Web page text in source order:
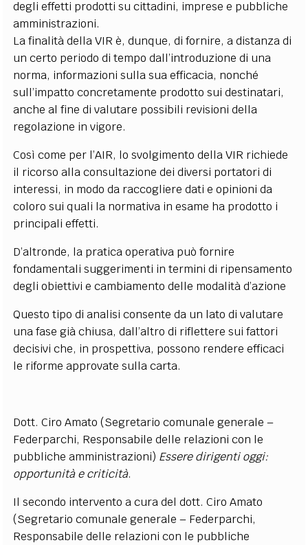
degli effetti prodotti su cittadini, imprese e pubbliche
amministrazioni.
La finalità della VIR è, dunque, di fornire, a distanza di
un certo periodo di tempo dall’introduzione di una
norma, informazioni sulla sua efficacia, nonché
sull’impatto concretamente prodotto sui destinatari,
anche al fine di valutare possibili revisioni della
regolazione in vigore.
Così come per l’AIR, lo svolgimento della VIR richiede
il ricorso alla consultazione dei diversi portatori di
interessi, in modo da raccogliere dati e opinioni da
coloro sui quali la normativa in esame ha prodotto i
principali effetti.
D’altronde, la pratica operativa può fornire
fondamentali suggerimenti in termini di ripensamento
degli obiettivi e cambiamento delle modalità d’azione
Questo tipo di analisi consente da un lato di valutare
una fase già chiusa, dall’altro di riflettere sui fattori
decisivi che, in prospettiva, possono rendere efficaci
le riforme approvate sulla carta.
Dott. Ciro Amato (Segretario comunale generale –
Federparchi, Responsabile delle relazioni con le
pubbliche amministrazioni) Essere dirigenti oggi:
opportunità e criticità.
Il secondo intervento a cura del dott. Ciro Amato
(Segretario comunale generale – Federparchi,
Responsabile delle relazioni con le pubbliche